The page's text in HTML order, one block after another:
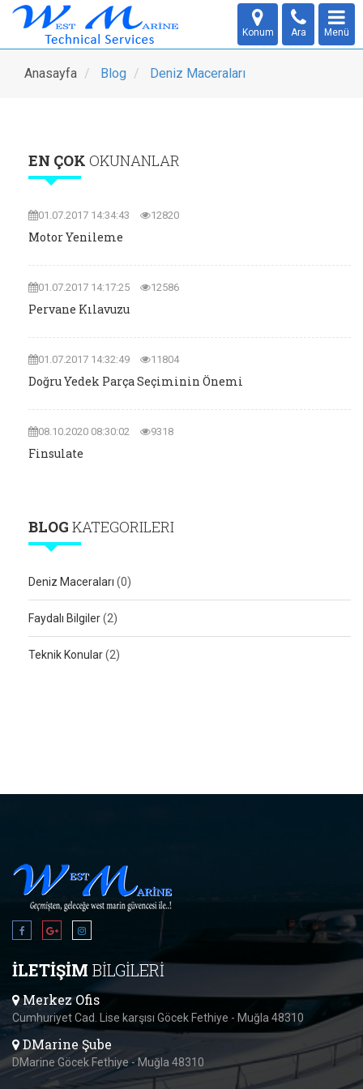
Menü
Ara
Konum
Anasayfa Blog Deniz Maceraları
EN ÇOK OKUNANLAR
01.07.2017 14:34:43 12820
Motor Yenileme
01.07.2017 14:17:25 12586
Pervane Kılavuzu
01.07.2017 14:32:49 11804
Doğru Yedek Parça Seçiminin Önemi
08.10.2020 08:30:02 9318
Finsulate
BLOG KATEGORILERI
Deniz Maceraları (0)
Faydalı Bilgiler(2)
Teknik Konular(2)
İLETİŞİM BİLGİLERİ
Merkez Ofis
Cumhuriyet Cad. Lise karşısı Göcek Fethiye - Muğla 48310
DMarine Şube
DMarine Göcek Fethiye - Muğla 48310